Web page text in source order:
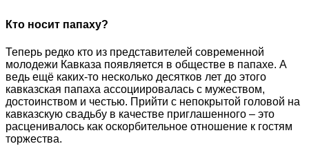
Кто носит папаху?
Теперь редко кто из представителей современной
молодежи Кавказа появляется в обществе в папахе. А
ведь ещё каких-то несколько десятков лет до этого
кавказская папаха ассоциировалась с мужеством,
достоинством и честью. Прийти с непокрытой головой на
кавказскую свадьбу в качестве приглашенного – это
расценивалось как оскорбительное отношение к гостям
торжества.